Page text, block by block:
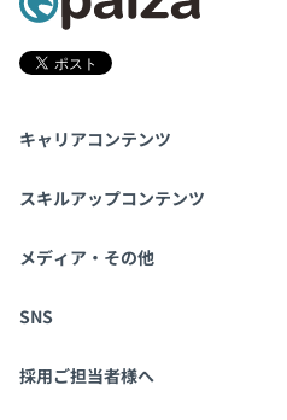
キャリアコンテンツ
転職・キャリア
スキルアップコンテンツ
学習
メディア・その他
Tech Team Journal
SNS
X
採用ご担当者様へ